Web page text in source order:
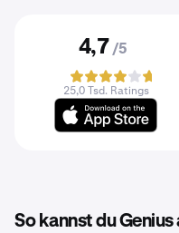
4,7 /5
25,0 Tsd. Ratings
So kannst du